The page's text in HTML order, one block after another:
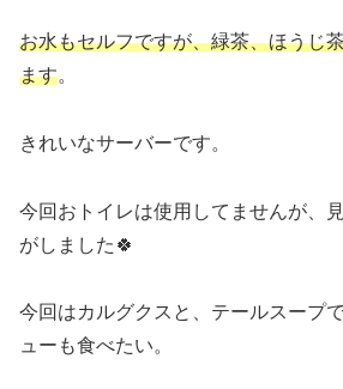
お水もセルフですが、緑茶、ほうじ
ます。
きれいなサーバーです。
今回おトイレは使用してませんが、
がしました🍀
今回はカルグクスと、テールスープ
ューも食べたい。